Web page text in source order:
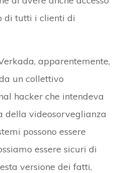
di tutti i clienti di
apparentemente,
un collettivo
hacker che intendeva
della videosorveglianza
possono essere
essere sicuri di
versione dei fatti,